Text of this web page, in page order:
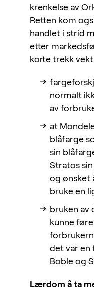
krenkelse av
Retten kom
handlet i strid
etter
korte trekk
normalt
av
at
blåfarge
sin
Stratos
og ønsket
bruke en
bruken av
kunne
det var en
Boble og
Lærdom å ta